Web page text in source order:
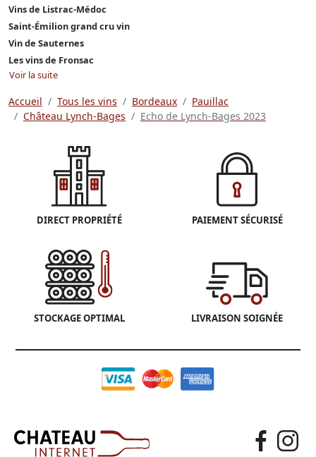
Vins de Listrac-Médoc
Saint-Émilion grand cru vin
Vin de Sauternes
Les vins de Fronsac
Voir la suite
Accueil Tous les vins Bordeaux
Pauillac
Château Lynch-Bages
Echo de Lynch-Bages 2023
DIRECT PROPRIÉTÉ PAIEMENT SÉCURISÉ
STOCKAGE OPTIMAL LIVRAISON SOIGNÉE